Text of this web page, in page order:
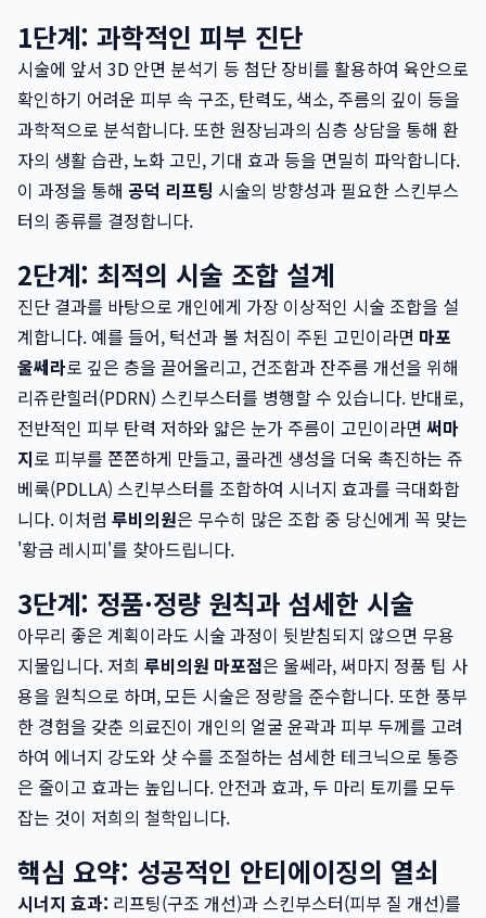
1단계: 과학적인 피부 진단
시술에 앞서 3D 안면 분석기 등 첨단 장비를 활용하여 육안으로
확인하기 어려운 피부 속 구조, 탄력도, 색소, 주름의 깊이 등을
과학적으로 분석합니다. 또한 원장님과의 심층 상담을 통해 환
자의 생활 습관, 노화 고민, 기대 효과 등을 면밀히 파악합니다.
이 과정을 통해 공덕 리프팅 시술의 방향성과 필요한 스킨부스
터의 종류를 결정합니다.
2단계: 최적의 시술 조합 설계
진단 결과를 바탕으로 개인에게 가장 이상적인 시술 조합을 설
계합니다. 예를 들어, 턱선과 볼 처짐이 주된 고민이라면 마포
울쎄라로 깊은 층을 끌어올리고, 건조함과 잔주름 개선을 위해
리쥬란힐러(PDRN) 스킨부스터를 병행할 수 있습니다. 반대로,
전반적인 피부 탄력 저하와 얇은 눈가 주름이 고민이라면 써마
지로 피부를 쫀쫀하게 만들고, 콜라겐 생성을 더욱 촉진하는 쥬
베룩(PDLLA) 스킨부스터를 조합하여 시너지 효과를 극대화합
니다. 이처럼 루비의원은 무수히 많은 조합 중 당신에게 꼭 맞는
'황금 레시피'를 찾아드립니다.
3단계: 정품·정량 원칙과 섬세한 시술
아무리 좋은 계획이라도 시술 과정이 뒷받침되지 않으면 무용
지물입니다. 저희 루비의원 마포점은 울쎄라, 써마지 정품 팁 사
용을 원칙으로 하며, 모든 시술은 정량을 준수합니다. 또한 풍부
한 경험을 갖춘 의료진이 개인의 얼굴 윤곽과 피부 두께를 고려
하여 에너지 강도와 샷 수를 조절하는 섬세한 테크닉으로 통증
은 줄이고 효과는 높입니다. 안전과 효과, 두 마리 토끼를 모두
잡는 것이 저희의 철학입니다.
핵심 요약: 성공적인 안티에이징의 열쇠
시너지 효과: 리프팅(구조 개선)과 스킨부스터(피부 질 개선)를